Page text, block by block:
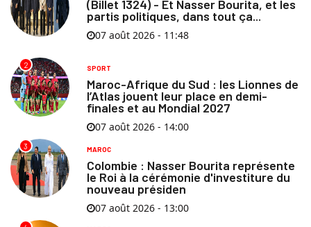
(Billet 1324) - Et Nasser Bourita, et les
partis politiques, dans tout ça...
07 août 2026 - 11:48
2 SPORT
Maroc-Afrique du Sud : les Lionnes de
l’Atlas jouent leur place en demi-
finales et au Mondial 2027
07 août 2026 - 14:00
3 MAROC
Colombie : Nasser Bourita représente
le Roi à la cérémonie d'investiture du
nouveau présiden
07 août 2026 - 13:00